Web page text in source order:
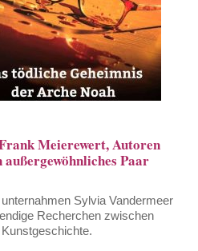
Meierewert, Autoren
Paar
Sylvia Vandermeer
Recherchen zwischen